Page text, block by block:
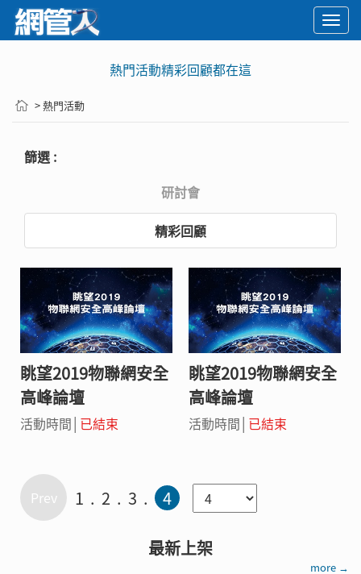
熱門活動精彩回顧都在這
> 熱門活動
篩選 :
研討會
精彩回顧
眺望2019物聯網安全
高峰論壇
活動時間│ 已結束
眺望2019物聯網安全
高峰論壇
活動時間│ 已結束
1 2 3 4
最新上架
more →